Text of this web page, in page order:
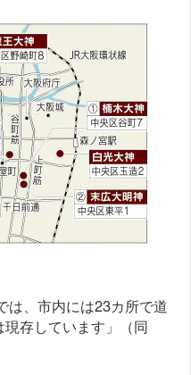
は、市内には23カ所で道
存しています」（同